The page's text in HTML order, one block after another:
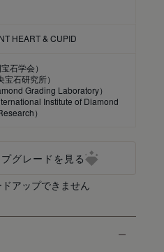
HEART & CUPID
石学会）
宝石研究所）
Grading Laboratory）
Institute of Diamond
）
グレードを見る
アップできません